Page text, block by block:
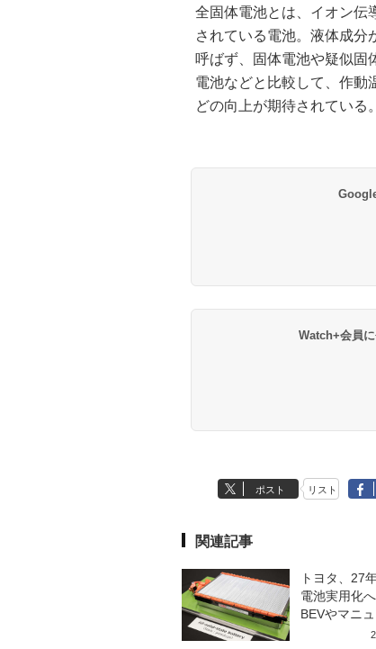
全固体電池とは、イオン伝
されている電池。液体成分
呼ばず、固体電池や疑似固
電池などと比較して、作動
どの向上が期待されている。
Watch+会員
ポスト リスト
関連記事
トヨタ、27
電池実用化
BEVやマニ